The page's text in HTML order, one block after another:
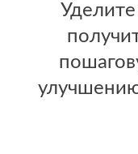
Уделите